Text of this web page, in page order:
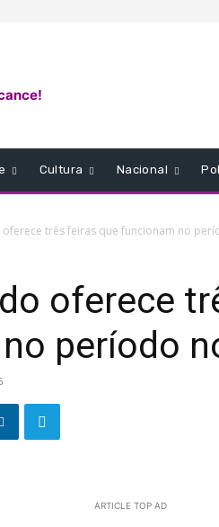
Cultura Nacional
oferece três feiras que funcionam no
oferece
período
ARTICLE TOP AD